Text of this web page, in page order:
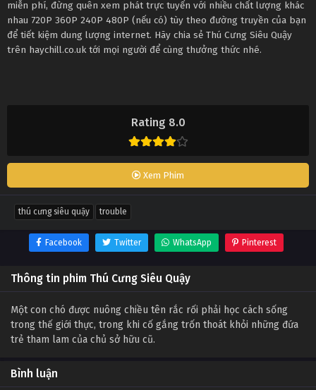
Rating 8.0
Xem Phim
miễn phí, đừng quên xem phát trực tuyến với nhiều chất lượng khác
nhau 720P 360P 240P 480P (nếu có) tùy theo đường truyền của bạn
để tiết kiệm dung lượng internet. Hãy chia sẻ Thú Cưng Siêu Quậy
trên haychill.co.uk tới mọi người để cùng thưởng thức nhé.
thú cưng siêu quậy trouble
Facebook Twitter WhatsApp Pinterest
Thông tin phim Thú Cưng Siêu Quậy
Một con chó được nuông chiều tên rắc rối phải học cách sống
trong thế giới thực, trong khi cố gắng trốn thoát khỏi những đứa
trẻ tham lam của chủ sở hữu cũ.
Bình luận